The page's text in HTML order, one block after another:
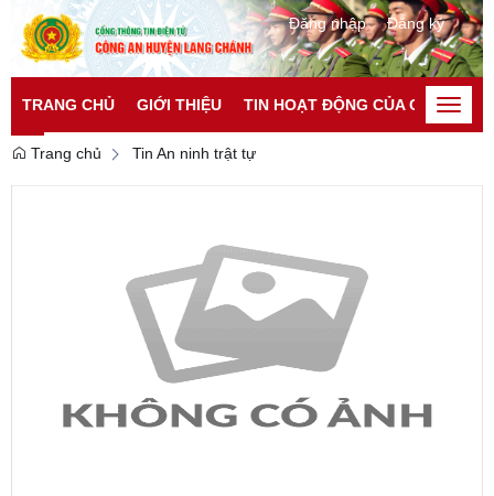
Đăng nhập Đăng ký
TRANG CHỦ GIỚI THIỆU TIN HOẠT ĐỘNG CỦA CATPToggle
Trang chủ
Tin An ninh trật tự